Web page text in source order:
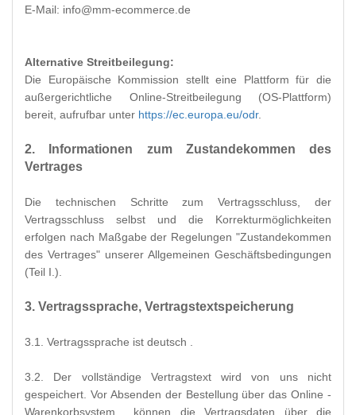
E-Mail: info@mm-ecommerce.de
Alternative Streitbeilegung:
Die Europäische Kommission stellt eine Plattform für die
außergerichtliche Online-Streitbeilegung (OS-Plattform)
bereit, aufrufbar unter https://ec.europa.eu/odr.
2. Informationen zum Zustandekommen des
Vertrages
Die technischen Schritte zum Vertragsschluss, der
Vertragsschluss selbst und die Korrekturmöglichkeiten
erfolgen nach Maßgabe der Regelungen "Zustandekommen
des Vertrages" unserer Allgemeinen Geschäftsbedingungen
(Teil I.).
3. Vertragssprache, Vertragstextspeicherung
3.1. Vertragssprache ist deutsch .
3.2. Der vollständige Vertragstext wird von uns nicht
gespeichert. Vor Absenden der Bestellung über das Online -
Warenkorbsystem
können die Vertragsdaten über die